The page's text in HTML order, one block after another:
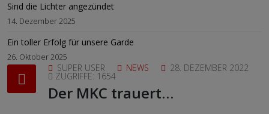
Sind die Lichter angezündet
14. Dezember 2025
Ein toller Erfolg für unsere Garde
26. Oktober 2025
SUPER USER NEWS 28. DEZEMBER 2022
ZUGRIFFE: 1654
Der MKC trauert…